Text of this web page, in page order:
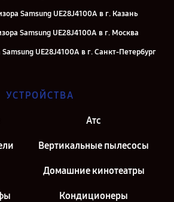
Samsung UE28J4100A в г. Казань
Samsung UE28J4100A в г. Москва
UE28J4100A в г. Санкт-Петербург
УСТРОЙСТВА
Атс
Вертикальные пылесосы
Домашние кинотеатры
Кондиционеры